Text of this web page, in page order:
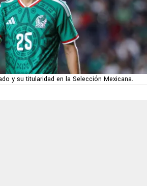
y su titularidad en la Selección Mexicana.